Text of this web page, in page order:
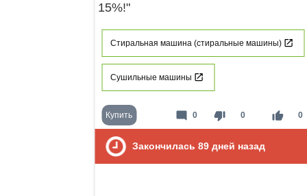
15%!"
Стиральная машина (стиральные машины)
Сушильные машины
Купить thumb_down 0 thumb_up 0
mode_comment 0
Закончилась 89 дней назад